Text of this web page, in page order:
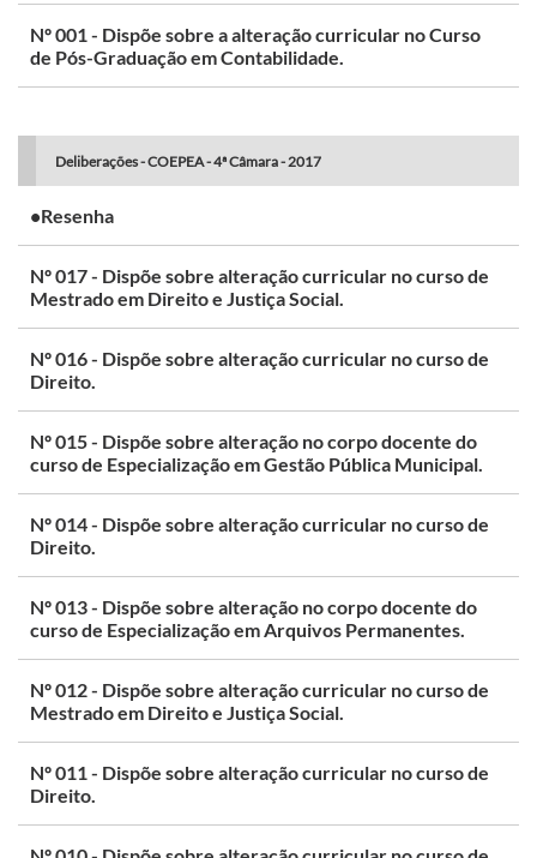
Nº 001 - Dispõe sobre a alteração curricular no Curso
de Pós-Graduação em Contabilidade.
Deliberações - COEPEA - 4ª Câmara - 2017
•Resenha
Nº 017 - Dispõe sobre alteração curricular no curso de
Mestrado em Direito e Justiça Social.
Nº 016 - Dispõe sobre alteração curricular no curso de
Direito.
Nº 015 - Dispõe sobre alteração no corpo docente do
curso de Especialização em Gestão Pública Municipal.
Nº 014 - Dispõe sobre alteração curricular no curso de
Direito.
Nº 013 - Dispõe sobre alteração no corpo docente do
curso de Especialização em Arquivos Permanentes.
Nº 012 - Dispõe sobre alteração curricular no curso de
Mestrado em Direito e Justiça Social.
Nº 011 - Dispõe sobre alteração curricular no curso de
Direito.